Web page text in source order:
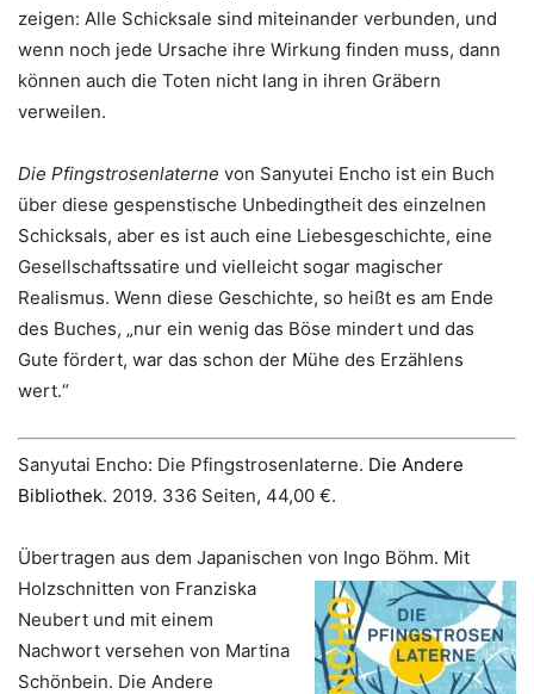
zeigen: Alle Schicksale sind miteinander verbunden, und
wenn noch jede Ursache ihre Wirkung finden muss, dann
können auch die Toten nicht lang in ihren Gräbern
verweilen.
Die Pfingstrosenlaterne von Sanyutei Encho ist ein Buch
über diese gespenstische Unbedingtheit des einzelnen
Schicksals, aber es ist auch eine Liebesgeschichte, eine
Gesellschaftssatire und vielleicht sogar magischer
Realismus. Wenn diese Geschichte, so heißt es am Ende
des Buches, „nur ein wenig das Böse mindert und das
Gute fördert, war das schon der Mühe des Erzählens
wert.“
Sanyutai Encho: Die Pfingstrosenlaterne. Die Andere
Bibliothek. 2019. 336 Seiten, 44,00 €.
Übertragen aus dem Japanischen von Ingo Böhm. Mit
Holzschnitten von Franziska
Neubert und mit einem
Nachwort versehen von Martina
Schönbein. Die Andere